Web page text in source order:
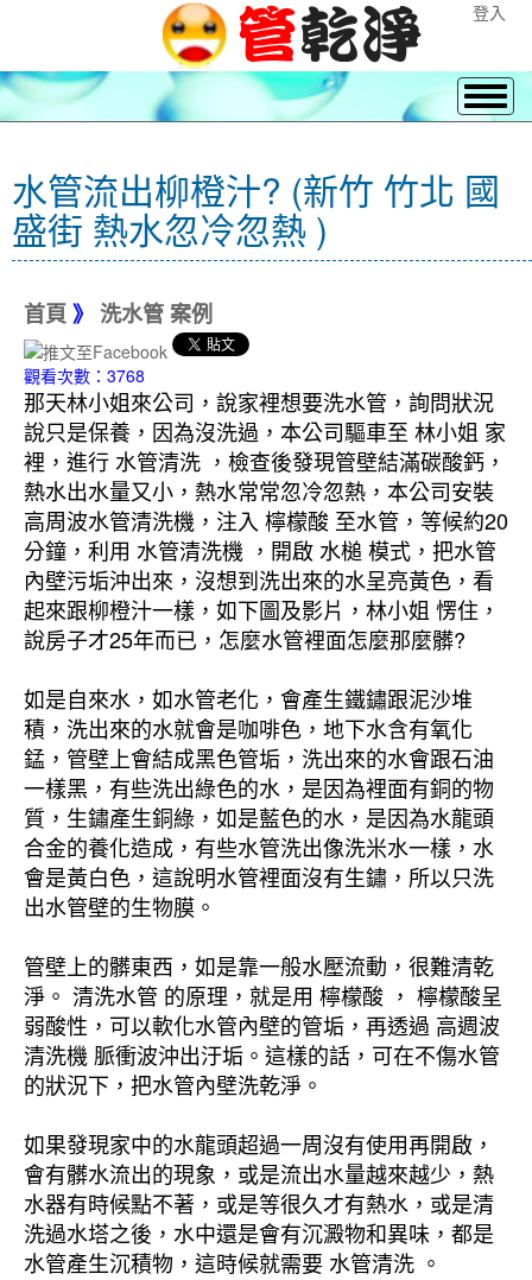
登入
水管流出柳橙汁? (新竹 竹北 國
盛街 熱水忽冷忽熱 )
首頁 》 洗水管 案例
觀看次數：3768
那天林小姐來公司，說家裡想要洗水管，詢問狀況
說只是保養，因為沒洗過，本公司驅車至 林小姐 家
裡，進行 水管清洗 ，檢查後發現管壁結滿碳酸鈣，
熱水出水量又小，熱水常常忽冷忽熱，本公司安裝
高周波水管清洗機，注入 檸檬酸 至水管，等候約20
分鐘，利用 水管清洗機 ，開啟 水槌 模式，把水管
內壁污垢沖出來，沒想到洗出來的水呈亮黃色，看
起來跟柳橙汁一樣，如下圖及影片，林小姐 愣住，
說房子才25年而已，怎麼水管裡面怎麼那麼髒?
如是自來水，如水管老化，會產生鐵鏽跟泥沙堆
積，洗出來的水就會是咖啡色，地下水含有氧化
錳，管壁上會結成黑色管垢，洗出來的水會跟石油
一樣黑，有些洗出綠色的水，是因為裡面有銅的物
質，生鏽產生銅綠，如是藍色的水，是因為水龍頭
合金的養化造成，有些水管洗出像洗米水一樣，水
會是黃白色，這說明水管裡面沒有生鏽，所以只洗
出水管壁的生物膜。
管壁上的髒東西，如是靠一般水壓流動，很難清乾
淨。 清洗水管 的原理，就是用 檸檬酸 ， 檸檬酸呈
弱酸性，可以軟化水管內壁的管垢，再透過 高週波
清洗機 脈衝波沖出汙垢。這樣的話，可在不傷水管
的狀況下，把水管內壁洗乾淨。
如果發現家中的水龍頭超過一周沒有使用再開啟，
會有髒水流出的現象，或是流出水量越來越少，熱
水器有時候點不著，或是等很久才有熱水，或是清
洗過水塔之後，水中還是會有沉澱物和異味，都是
水管產生沉積物，這時候就需要 水管清洗 。